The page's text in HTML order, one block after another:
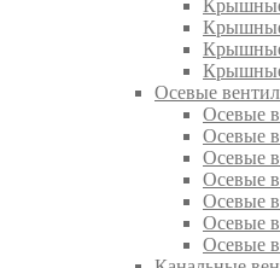
Осевые
Осевые
Осевые
Осевые
Осевые
Осевые
Осевые
Осевые